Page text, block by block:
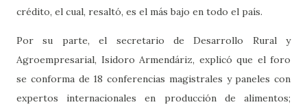
crédito, el cual, resaltó, es el más bajo en todo el país.
Por su parte, el secretario de Desarrollo Rural y
Agroempresarial, Isidoro Armendáriz, explicó que el foro
se conforma de 18 conferencias magistrales y paneles con
expertos internacionales en producción de alimentos;